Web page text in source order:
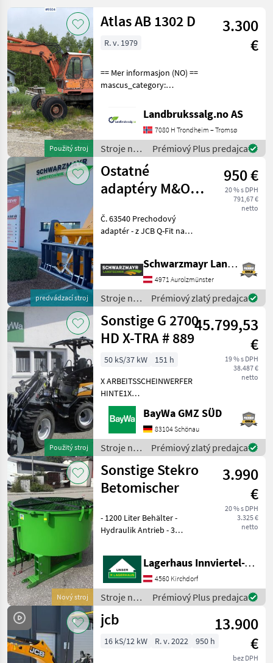
Zobraziť
37
MARKETPLACE
Marketplace
Ponuky
predajcov
Drobné
inzeráty
Použitý stroj
Atlas AB 1302 D
3.300
€
R. v. 1979
== Mer informasjon (NO) ==
mascus_category:
reference number upon
request: 9504 See
en.landbrukssalg.no/9504
for more images Specificati
Landbrukssalg.no AS
7080 H Trondheim – Tromsø
Stroje na
stavbu /
Atlas
Prémiový Plus predajca
predvádzací stroj
Ostatné
adaptéry M&O
kompatibilné s
EURO
950 €
20 % s DPH
791,67 €
netto
Č. 63540 Prechodový
adaptér - z JCB Q-Fit na
nosnosťou 3, 0 t VFG –
použitý Predajný tím
spoločnosti Schwarzmayr v
Schwarzmayr Landtechnik GmbH - Aurolzmünster
4971 Aurolzmünster
Stroje na
stavbu /
Sonstige
Prémiový zlatý predajca
Použitý stroj
Sonstige G 2700
HD X-TRA # 889
45.799,53
€
19 % s DPH
38.487 €
netto
50 kS/37 kW
151 h
X ARBEITSSCHEINWERFER
HINTE1X
ARBEITSSCHEINWERFER
VORNE1X
HECKGEWICHTSPLATTE 62
KG1X
HYDRAULIKKREISLAUF
DPPPEL31X15.50-15
SKIDDATENBESCHEINIGUNG
BRD 20 KMDRUCKFREIER
BayWa GMZ SÜD
83104 Schönau
Stroje na
stavbu /
Sonstige
Prémiový zlatý predajca
Nový stroj
Sonstige Stekro
Betomischer
3.990
€
20 % s DPH
3.325 €
netto
- 1200 Liter Behälter -
Hydraulik Antrieb - 3
Stapleraufnahme -
Auslaufschieber hinten und
rechts - Auslaufrutsche -
Sackaufreißer
Lagerhaus Innviertel-Traunviertel-Urfahr eGen, Kirchdorf
4560 Kirchdorf
Stroje na
stavbu /
Sonstige
Prémiový Plus predajca
jcb
13.900
€
bez DPH
16 kS/12 kW R. v. 2022 950 h